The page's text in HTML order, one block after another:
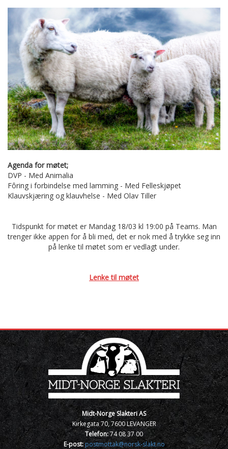
Agenda for møtet;
DVP - Med Animalia
Fôring i forbindelse med lamming - Med Felleskjøpet
Klauvskjæring og klauvhelse - Med Olav Tiller
Tidspunkt for møtet er Mandag 18/03 kl 19:00 på Teams. Man
trenger ikke appen for å bli med, det er nok med å trykke seg inn
på lenke til møtet som er vedlagt under.
Lenke til møtet
Midt-Norge Slakteri AS
Kirkegata 70, 7600 LEVANGER
Telefon:74 08 37 00
E-post:postmottak@norsk-slakt.no